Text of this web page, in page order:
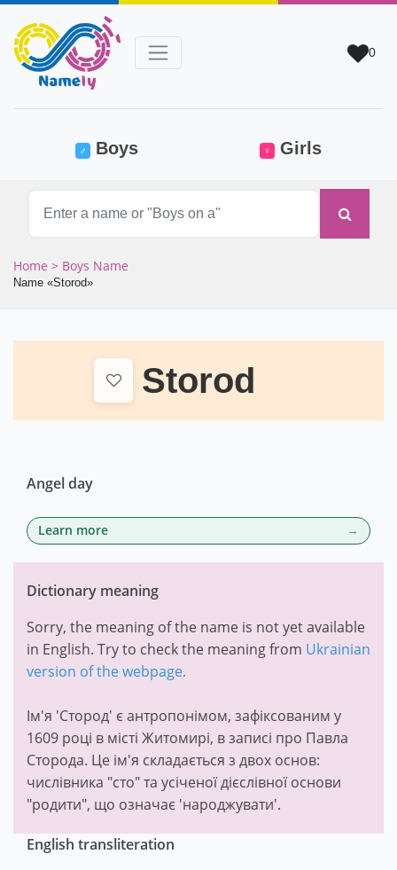
0
♂ Boys(current) ♀ Girls
Home > Boys Name
Name «Storod»
Storod
Angel day
Learn more
Dictionary meaning
Sorry, the meaning of the name is not yet available
in English. Try to check the meaning from Ukrainian
version of the webpage.
Ім'я 'Стород' є антропонімом, зафіксованим у
1609 році в місті Житомирі, в записі про Павла
Сторода. Це ім'я складається з двох основ:
числівника "сто" та усіченої дієслівної основи
"родити", що означає 'народжувати'.
English transliteration